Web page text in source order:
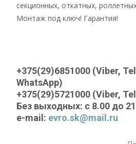
секционных, откатных,
Монтаж под ключ! Гарантия!
+375(29)6851000 (Viber,
WhatsApp)
+375(29)5721000 (Viber,
Без выходных: с 8.00 до
e-mail: evro.sk@mail.ru